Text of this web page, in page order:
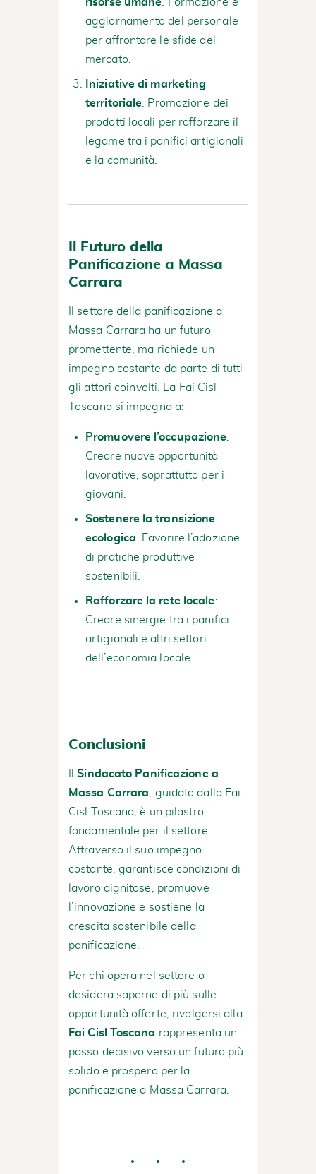
aggiornamento del personale
per affrontare le sfide del
mercato.
Iniziative di marketing
territoriale: Promozione dei
prodotti locali per rafforzare il
legame tra i panifici artigianali
e la comunità.
Il Futuro della
Panificazione a Massa
Carrara
Il settore della panificazione a
Massa Carrara ha un futuro
promettente, ma richiede un
impegno costante da parte di tutti
gli attori coinvolti. La Fai Cisl
Toscana si impegna a:
Promuovere l’occupazione:
Creare nuove opportunità
lavorative, soprattutto per i
giovani.
Sostenere la transizione
ecologica: Favorire l’adozione
di pratiche produttive
sostenibili.
Rafforzare la rete locale:
Creare sinergie tra i panifici
artigianali e altri settori
dell’economia locale.
Conclusioni
IlSindacato Panificazione a
Massa Carrara , guidato dalla Fai
Cisl Toscana, è un pilastro
fondamentale per il settore.
Attraverso il suo impegno
costante, garantisce condizioni di
lavoro dignitose, promuove
l’innovazione e sostiene la
crescita sostenibile della
panificazione.
Per chi opera nel settore o
desidera saperne di più sulle
opportunità offerte, rivolgersi alla
Fai Cisl Toscana rappresenta un
passo decisivo verso un futuro più
solido e prospero per la
panificazione a Massa Carrara.